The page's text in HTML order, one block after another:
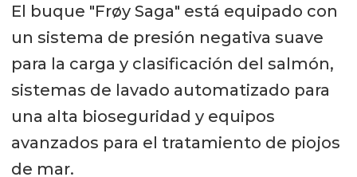
El buque "Frøy Saga" está equipado con
un sistema de presión negativa suave
para la carga y clasificación del salmón,
sistemas de lavado automatizado para
una alta bioseguridad y equipos
avanzados para el tratamiento de piojos
de mar.